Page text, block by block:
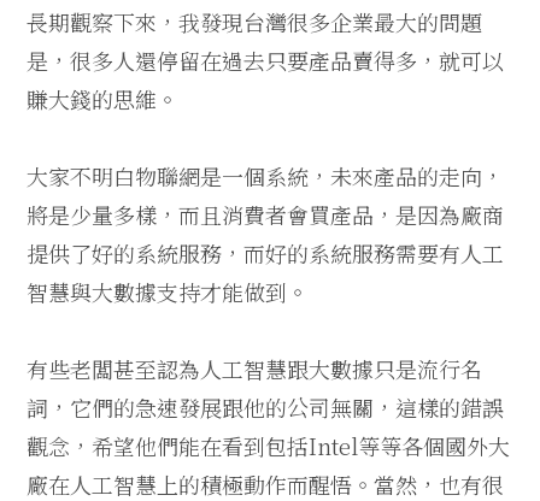
長期觀察下來，我發現台灣很多企業最大的問題
是，很多人還停留在過去只要產品賣得多，就可以
賺大錢的思維。
大家不明白物聯網是一個系統，未來產品的走向，
將是少量多樣，而且消費者會買產品，是因為廠商
提供了好的系統服務，而好的系統服務需要有人工
智慧與大數據支持才能做到。
有些老闆甚至認為人工智慧跟大數據只是流行名
詞，它們的急速發展跟他的公司無關，這樣的錯誤
觀念，希望他們能在看到包括Intel等等各個國外大
廠在人工智慧上的積極動作而醒悟。當然，也有很